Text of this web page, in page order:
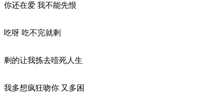
你还在爱 我不能先恨
吃呀 吃不完就剩
剩的让我拣去噎死人生
我多想疯狂吻你 又多困